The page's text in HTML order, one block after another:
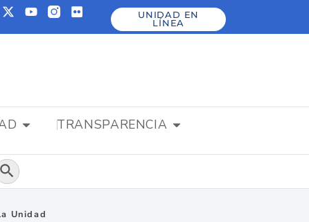
UNIDAD EN
LÍNEA
TRANSPARENCIA
de búsqueda
Unidad